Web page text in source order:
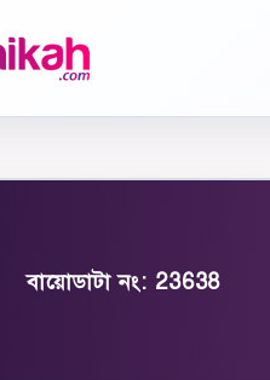
বায়োডাটা নং: 23638